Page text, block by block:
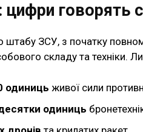
цифри говорять
штабу ЗСУ, з початку
складу та техніки.
одиниць живої сили
одиниць